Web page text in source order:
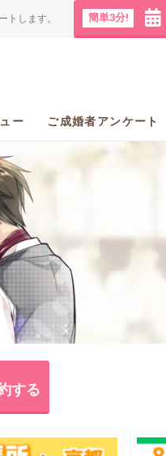
トします。 簡単3分!
ー ご成婚者アンケート
する